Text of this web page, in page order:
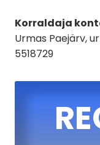
Korraldaja
Urmas Paejärv,
5518729